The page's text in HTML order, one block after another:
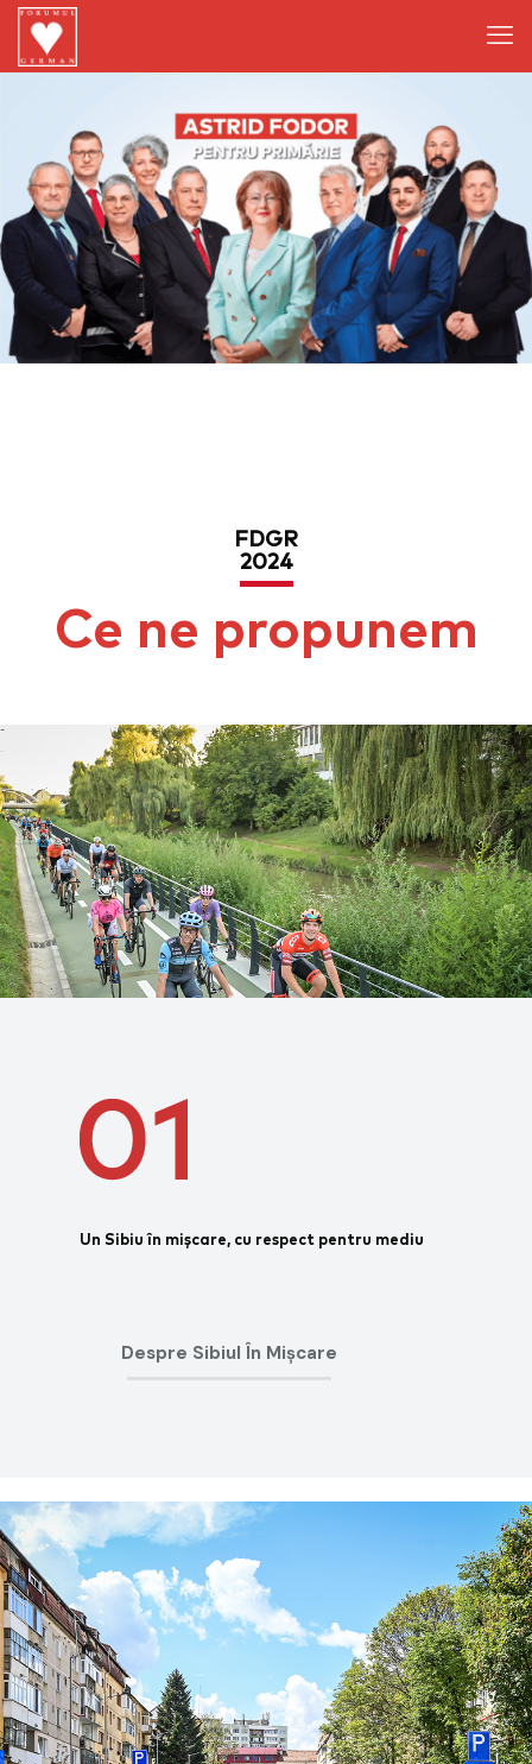
FDGR
2024
Ce ne propunem
Un Sibiu în mișcare, cu respect pentru mediu
Despre Sibiul În Mișcare